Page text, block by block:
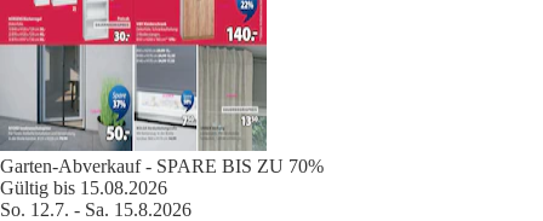
Garten-Abverkauf - SPARE BIS ZU 70%
Gültig bis 15.08.2026
So. 12.7. - Sa. 15.8.2026